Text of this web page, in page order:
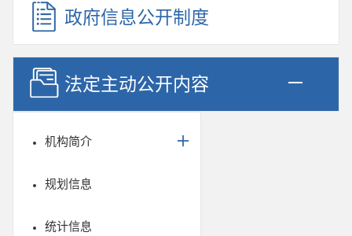
政府信息公开制度
法定主动公开内容
机构简介
规划信息
统计信息